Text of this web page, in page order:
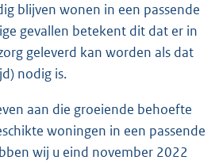
blijven wonen in een passende
gevallen betekent dit dat er in
geleverd kan worden als dat
nodig is.
aan die groeiende behoefte
woningen in een passende
wij u eind november 2022